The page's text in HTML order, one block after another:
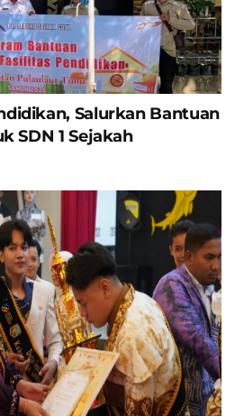
Salurkan Bantuan
SDN 1 Sejakah